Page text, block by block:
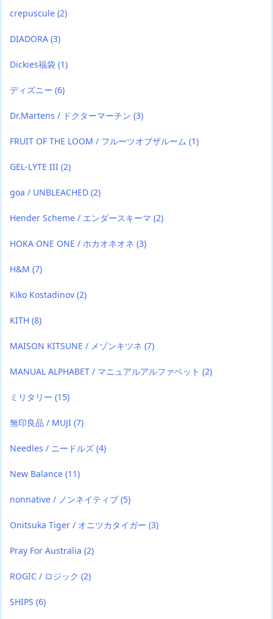
crepuscule (2)
DIADORA (3)
Dickies福袋 (1)
ディズニー (6)
Dr.Martens / ドクターマーチン (3)
FRUIT OF THE LOOM / フルーツオブザルーム (1)
GEL-LYTE III (2)
goa / UNBLEACHED (2)
Hender Scheme / エンダースキーマ (2)
HOKA ONE ONE / ホカオネオネ (3)
H&M (7)
Kiko Kostadinov (2)
KITH (8)
MAISON KITSUNE / メゾンキツネ (7)
MANUAL ALPHABET / マニュアルアルファベット (2)
ミリタリー (15)
無印良品 / MUJI (7)
Needles / ニードルズ (4)
New Balance (11)
nonnative / ノンネイティブ (5)
Onitsuka Tiger / オニツカタイガー (3)
Pray For Australia (2)
ROGIC / ロジック (2)
SHIPS (6)